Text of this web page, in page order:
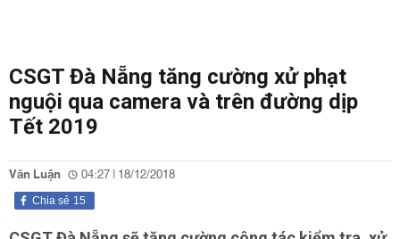
CSGT Đà Nẵng tăng cường xử phạt
nguội qua camera và trên đường dịp
Tết 2019
Văn Luận 04:27 | 18/12/2018
15
Chia sẻ